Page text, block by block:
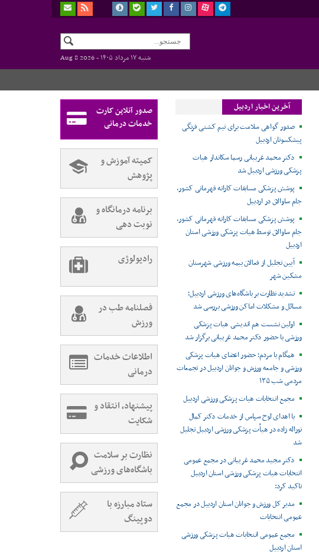
شنبه ۱۷ مرداد ۱۴۰۵ -
Aug 8 2026
آخرین اخبار اردبیل
صدور گواهی سلامت برای تیم کشتی فرنگی
پیشکسوتان اردبیل
دکتر محمد غریبانی رسما سکاندار هیات
پزشکی ورزشی اردبیل شد
پوشش پزشکی مسابقات کاراته قهرمانی کشور،
جام ساوالان در اردبیل
پوشش پزشکی مسابقات کاراته قهرمانی کشور،
جام ساوالان توسط هیات پزشکی ورزشی استان
اردبیل
آیین تجلیل از فعالان بیمه ورزشی شهرستان
مشکین شهر
تشدید نظارت بر باشگاه‌های ورزشی اردبیل؛
مسائل و مشکلات اماکن ورزشی بررسی شد
اولین نشست هم اندیشی هیات پزشکی
ورزشی با حضور دکتر محمد غریبانی برگزار شد
همگام با مردم؛ حضور اعضای هیات پزشکی
ورزشی و جامعه ورزش و جوانان اردبیل در تجمعات
مردمی شب ۱۳۵
مجمع انتخابات هیات پزشکی ورزشی اردبیل
با اهدای لوح سپاس از خدمات دکتر کمال
نوراله زاده در هیأت پزشکی ورزشی اردبیل تجلیل
شد
دکتر مجید محمد غریبانی در مجمع عمومی
انتخابات هیات پزشکی ورزشی استان اردبیل
تاکید کرد:
مدیر کل ورزش و جوانان استان اردبیل در مجمع
عمومی انتخابات
مجمع عمومی انتخابات هیات پزشکی ورزشی
استان اردبیل
صدور آنلاین کارت
خدمات درمانی
کمیته آموزش و
پژوهش
برنامه درمانگاه و
نوبت دهی
رادیولوژی
فصلنامه طب در
ورزش
اطلاعات خدمات
درمانی
پیشنهاد، انتقاد و
شکایت
نظارت بر سلامت
باشگاه‌های ورزشی
ستاد مبارزه با
دوپینگ